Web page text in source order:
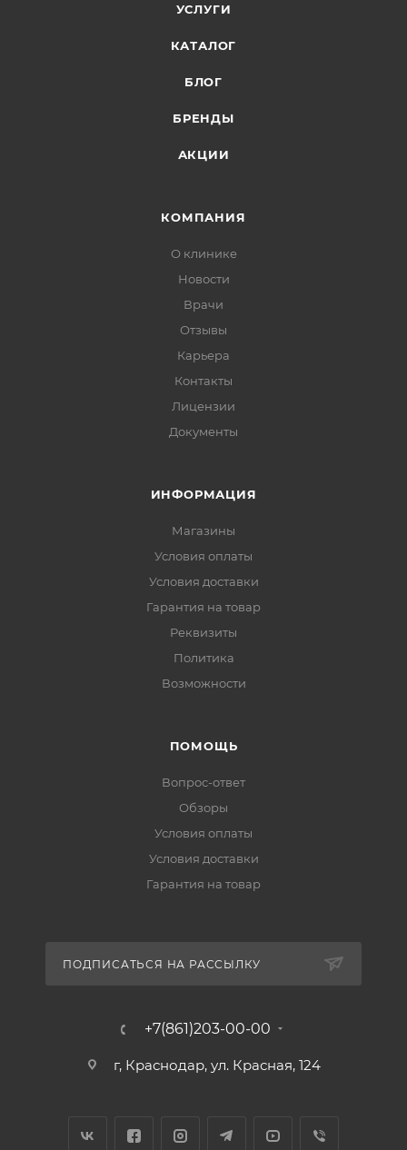
УСЛУГИ
КАТАЛОГ
БЛОГ
БРЕНДЫ
АКЦИИ
КОМПАНИЯ
О клинике
Новости
Врачи
Отзывы
Карьера
Контакты
Лицензии
Документы
ИНФОРМАЦИЯ
Магазины
Условия оплаты
Условия доставки
Гарантия на товар
Реквизиты
Политика
Возможности
ПОМОЩЬ
Вопрос-ответ
Обзоры
Условия оплаты
Условия доставки
Гарантия на товар
ПОДПИСАТЬСЯ НА РАССЫЛКУ
+7(861)203-00-00
г, Краснодар, ул. Красная, 124